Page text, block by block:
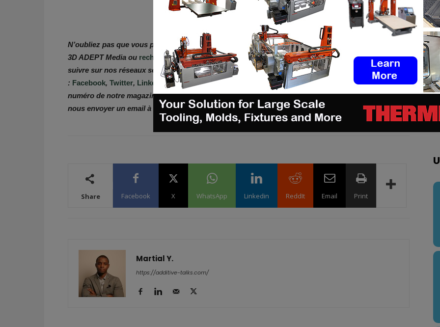
N’oubliez pas que vous pouvez poster gratuitement
les offres d’emploi de l’industrie de la FA sur
3D ADEPT Media ou rechercher un emploivia notre tableau d’offres d’emploi. N’hésitez pas à nous
suivre sur nos réseaux sociaux et à vous inscrire à notre newsletter hebdomadaire
: Facebook, Twitter, LinkedIn&Instagram! Si vous avez une innovation à partager pour le prochain
numéro de notre magazine numérique ou si vous avez un article à faire connaître, n’hésitez pas à
nous envoyer un email à
contact@3dadept.com.
Share Facebook X WhatsApp Linkedin ReddIt Email Print
Martial Y.
https://additive-talks.com/